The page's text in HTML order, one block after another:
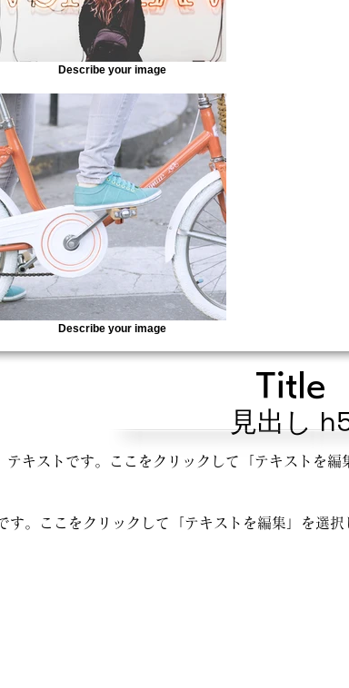
Describe your image
Describe your image
Title
見出し
テキストです。ここをクリックして「テキストを編
す。ここをクリックして「テキストを編集」を選択